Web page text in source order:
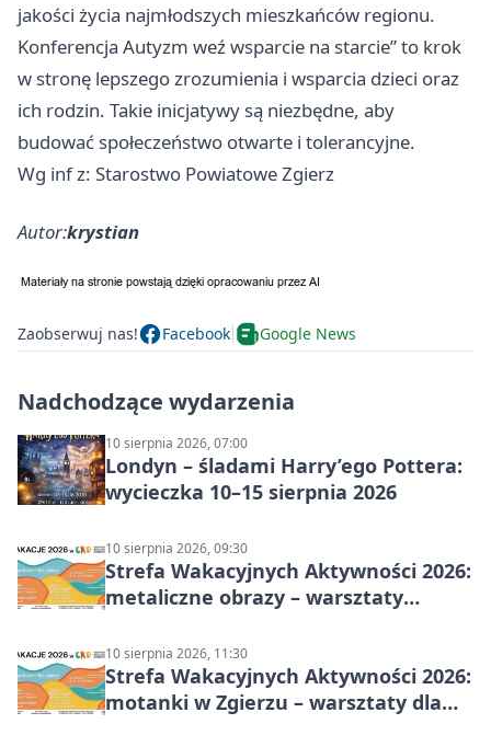
jakości życia najmłodszych mieszkańców regionu.
Konferencja Autyzm weź wsparcie na starcie” to krok
w stronę lepszego zrozumienia i wsparcia dzieci oraz
ich rodzin. Takie inicjatywy są niezbędne, aby
budować społeczeństwo otwarte i tolerancyjne.
Wg inf z: Starostwo Powiatowe Zgierz
Autor:krystian
Zaobserwuj nas! Facebook Google News
Nadchodzące wydarzenia
10 sierpnia 2026, 07:00
Londyn – śladami Harry’ego Pottera:
wycieczka 10–15 sierpnia 2026
10 sierpnia 2026, 09:30
Strefa Wakacyjnych Aktywności 2026:
metaliczne obrazy – warsztaty
10 sierpnia 2026, 11:30
Strefa Wakacyjnych Aktywności 2026:
motanki w Zgierzu – warsztaty dla